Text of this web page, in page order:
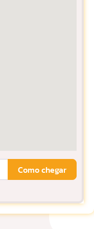
Como chegar